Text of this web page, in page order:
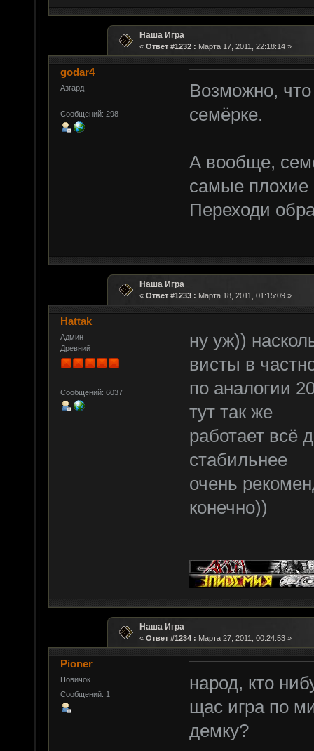
Наша Игра
« Ответ #1232 : Марта 17, 2011, 22:18:14 »
godar4
Азгард
Сообщений: 298
Возможно,
семёрке.
А вообще,
самые плохие
Переходи
Наша Игра
« Ответ #1233 : Марта 18, 2011, 01:15:09 »
Hattak
Админ
Древний
Сообщений: 6037
ну уж))
висты в
по аналогии
тут так же
работает всё
стабильнее
очень
конечно))
Наша Игра
« Ответ #1234 : Марта 27, 2011, 00:24:53 »
Pioner
Новичок
Сообщений: 1
народ, кто
щас игра по
демку?